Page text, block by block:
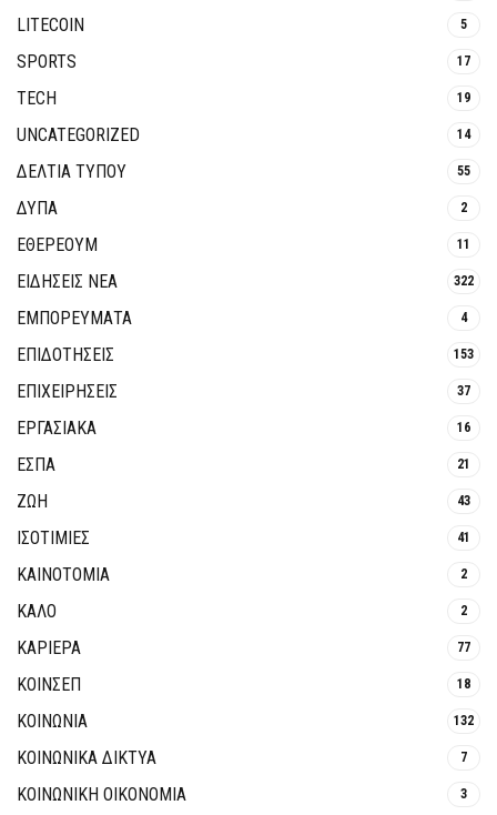
LITECOIN 5
SPORTS 17
TECH 19
UNCATEGORIZED 14
ΔΕΛΤΙΑ ΤΥΠΟΥ 55
ΔΥΠΑ 2
ΕΘΈΡΕΟΥΜ 11
ΕΙΔΗΣΕΙΣ ΝΕΑ 322
ΕΜΠΟΡΕΥΜΑΤΑ 4
ΕΠΙΔΟΤΗΣΕΙΣ 153
ΕΠΙΧΕΙΡΗΣΕΙΣ 37
ΕΡΓΑΣΙΑΚΑ 16
ΕΣΠΑ 21
ΖΩΗ 43
ΙΣΟΤΙΜΙΕΣ 41
ΚΑΙΝΟΤΟΜΊΑ 2
ΚΑΛΟ 2
ΚΑΡΙΕΡΑ 77
ΚΟΙΝΣΕΠ 18
ΚΟΙΝΩΝΙΑ 132
ΚΟΙΝΩΝΙΚΆ ΔΊΚΤΥΑ 7
ΚΟΙΝΩΝΙΚΉ ΟΙΚΟΝΟΜΊΑ 3